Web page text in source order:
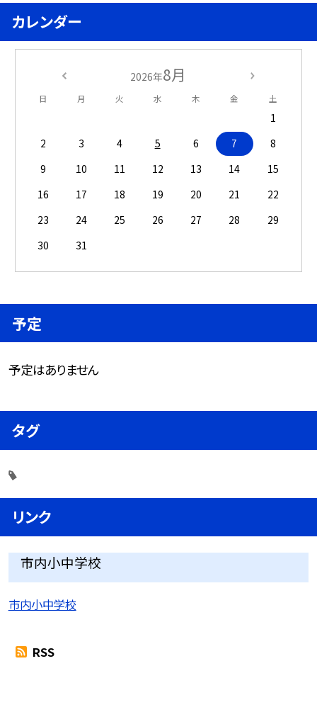
カレンダー
2026年8月
日 月 火 水 木 金 土
1
2
3 4 5 6 7
8
9
10 11 12 13 14
15
16
17 18 19 20 21
22
23
24 25 26 27 28
29
30
31
予定
予定はありません
タグ
リンク
市内小中学校
市内小中学校
RSS